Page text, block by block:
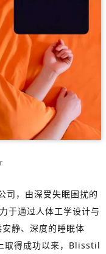
司，由深受失眠困扰的
于通过人体工学设计与
静、深度的睡眠体
得成功以来，Blisstil